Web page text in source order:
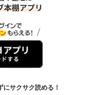
サクサク読める！